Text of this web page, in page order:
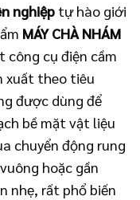
nghiệp tự hào giới
MÁY CHÀ NHÁM
công cụ điện cầm
xuất theo tiêu
được dùng để
bề mặt vật liệu
chuyển động rung
hoặc gần
nhẹ, rất phổ biến